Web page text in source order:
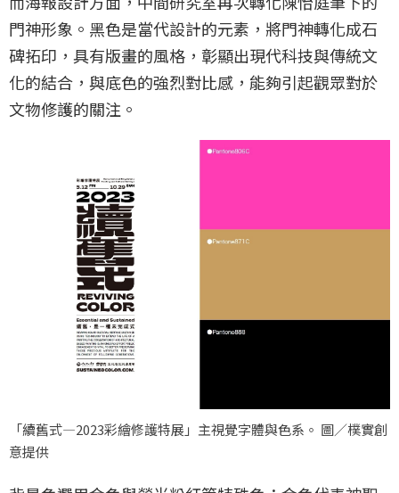
門神形象。黑色是當代設計的元素，將門神轉化成石
碑拓印，具有版畫的風格，彰顯出現代科技與傳統文
化的結合，與底色的強烈對比感，能夠引起觀眾對於
文物修護的關注。
「續舊式—2023彩繪修護特展」主視覺字體與色系。 圖／樸實創
意提供